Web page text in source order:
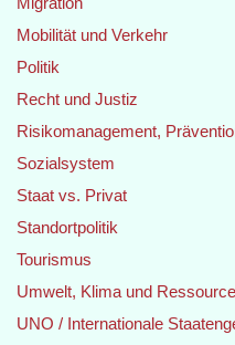
Mobilität und Verkehr
Politik
Recht und Justiz
Risikomanagement,
Sozialsystem
Staat vs. Privat
Standortpolitik
Tourismus
Umwelt, Klima und
UNO / Internationale